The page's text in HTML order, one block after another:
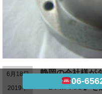
6月18日
2019年
静岡の会社様が
『DFM-70S』
06-